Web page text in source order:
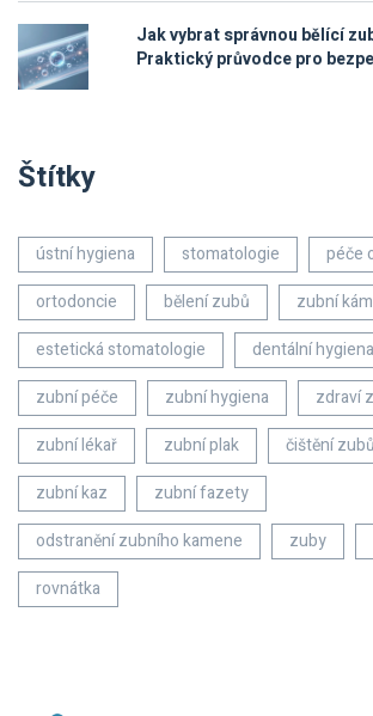
Jak vybrat správnou bělící
Praktický průvodce pro
Štítky
ústní hygiena stomatologie
péče
ortodoncie
bělení zubů
zubní
estetická stomatologie
dentální hygiena
zubní péče
zubní hygiena
zdraví
zubní lékař
zubní plak
čištění zubů
zubní kaz
zubní fazety
odstranění zubního kamene
zuby
rovnátka